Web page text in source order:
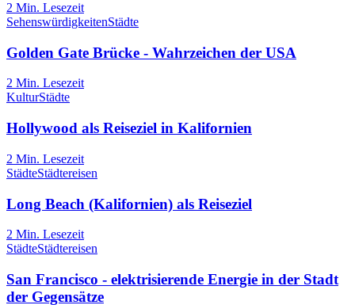
2 Min. Lesezeit
SehenswürdigkeitenStädte
Golden Gate Brücke - Wahrzeichen der USA
2 Min. Lesezeit
KulturStädte
Hollywood als Reiseziel in Kalifornien
2 Min. Lesezeit
StädteStädtereisen
Long Beach (Kalifornien) als Reiseziel
2 Min. Lesezeit
StädteStädtereisen
San Francisco - elektrisierende Energie in der Stadt
der Gegensätze